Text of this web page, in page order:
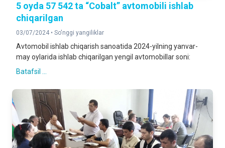
5 oyda 57 542 ta “Cobalt” avtomobili ishlab
chiqarilgan
03/07/2024 • So'nggi yangiliklar
Avtomobil ishlab chiqarish sanoatida 2024-yilning yanvar-
may oylarida ishlab chiqarilgan yengil avtomobillar soni:
Batafsil ...